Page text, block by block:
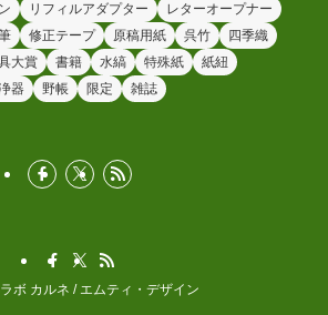
リフィルアダプター
レターオープナー
修正テープ 原稿用紙 呉竹
四季織
大賞 書籍 水縞 特殊紙
紙紐
器 野帳 限定 雑誌
ボ カルネ / エムティ・デザイン